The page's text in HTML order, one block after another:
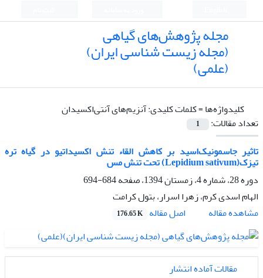
مجله پژوهش‌های گیاهی
(مجله زیست شناسی ایران)
(علمی)
کلیدواژه‌ها =کلمات کلیدی: آنزیم‌های آنتی‌اکسیدان
تعداد مقالات:
1
تاثیر جاسمونیک‌اسید بر کاهش القاء تنش اکسیداتیو در گیاه تره
تیزک(Lepidium sativum) تحت تنش مس
دوره 28، شماره 4، زمستان 1394، صفحه
684-694
الهام اسدی کرم، زهرا اسرار، بتول کرامت
مشاهده مقاله
اصل مقاله 176.65 K
مقالات آماده انتشار